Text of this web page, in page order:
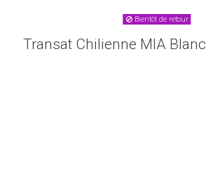
Bientôt de retour
Transat Chilienne MIA Blanc